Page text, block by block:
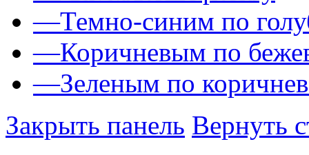
—Темно-синим по
—Коричневым по
—Зеленым по
Закрыть панель Вернуть